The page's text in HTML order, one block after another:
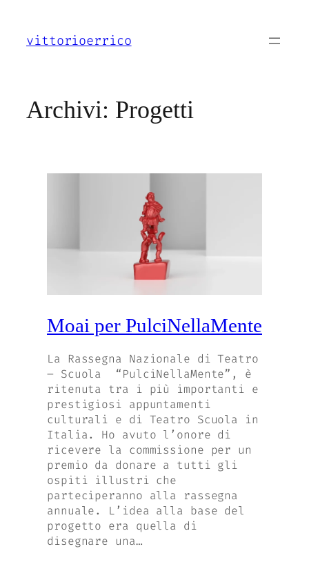
contenuto
vittorioerrico
Archivi: Progetti
Moai per PulciNellaMente
La Rassegna Nazionale di Teatro
– Scuola “PulciNellaMente”, è
ritenuta tra i più importanti e
prestigiosi appuntamenti
culturali e di Teatro Scuola in
Italia. Ho avuto l’onore di
ricevere la commissione per un
premio da donare a tutti gli
ospiti illustri che
parteciperanno alla rassegna
annuale. L’idea alla base del
progetto era quella di
disegnare una…